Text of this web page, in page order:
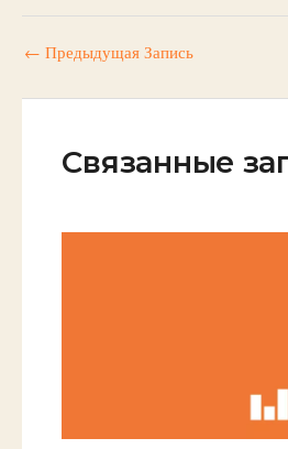
← Предыдущая Запись
Связанные